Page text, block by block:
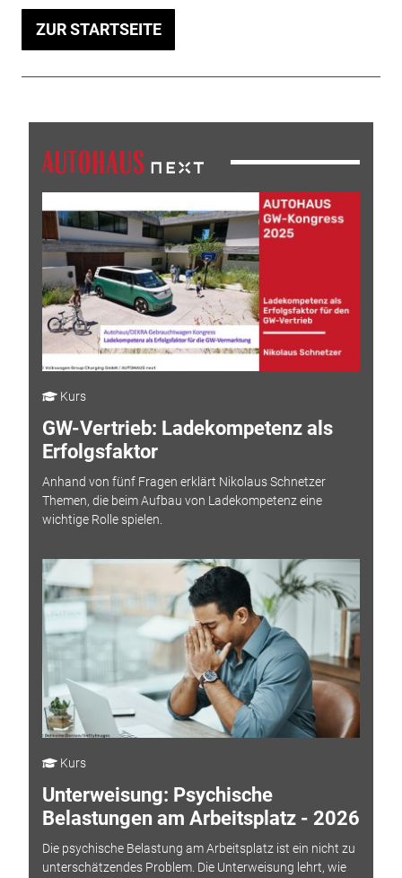
ZUR STARTSEITE
Kurs
GW-Vertrieb: Ladekompetenz als
Erfolgsfaktor
Anhand von fünf Fragen erklärt Nikolaus Schnetzer
Themen, die beim Aufbau von Ladekompetenz eine
wichtige Rolle spielen.
Kurs
Unterweisung: Psychische
Belastungen am Arbeitsplatz - 2026
Die psychische Belastung am Arbeitsplatz ist ein nicht zu
unterschätzendes Problem. Die Unterweisung lehrt, wie